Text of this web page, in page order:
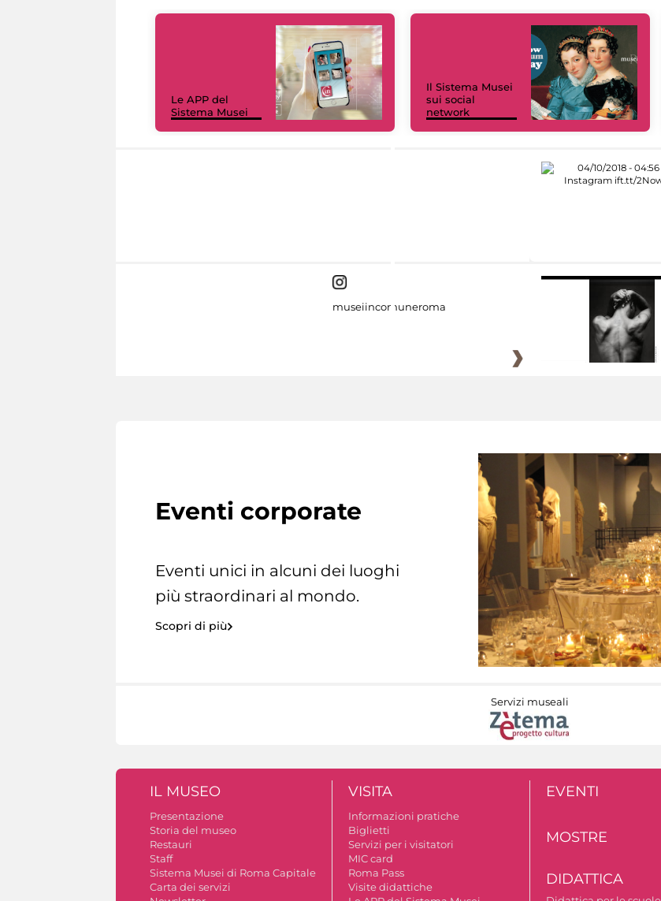
Le APP del
Sistema Musei
Il Sistema Musei
sui social
network
museiincomuneroma
Eventi corporate
Eventi unici in alcuni dei luoghi
più straordinari al mondo.
Scopri di più
Servizi museali
IL MUSEO
Presentazione
Storia del museo
Restauri
Staff
Sistema Musei di Roma Capitale
Carta dei servizi
VISITA
Informazioni pratiche
Biglietti
Servizi per i visitatori
MIC card
Roma Pass
Visite didattiche
EVENTI
MOSTRE
DIDATTICA